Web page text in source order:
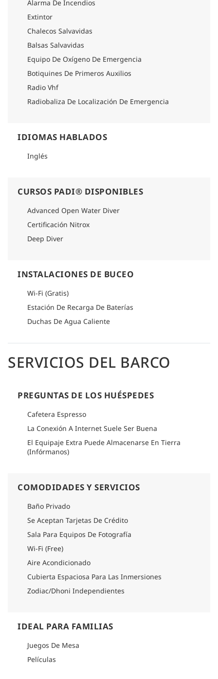
Alarma De Incendios
Extintor
Chalecos Salvavidas
Balsas Salvavidas
Equipo De Oxígeno De Emergencia
Botiquines De Primeros Auxilios
Radio Vhf
Radiobaliza De Localización De Emergencia
IDIOMAS HABLADOS
Inglés
CURSOS PADI® DISPONIBLES
Advanced Open Water Diver
Certificación Nitrox
Deep Diver
INSTALACIONES DE BUCEO
Wi-Fi (Gratis)
Estación De Recarga De Baterías
Duchas De Agua Caliente
SERVICIOS DEL BARCO
PREGUNTAS DE LOS HUÉSPEDES
Cafetera Espresso
La Conexión A Internet Suele Ser Buena
El Equipaje Extra Puede Almacenarse En Tierra
(Infórmanos)
COMODIDADES Y SERVICIOS
Baño Privado
Se Aceptan Tarjetas De Crédito
Sala Para Equipos De Fotografía
Wi-Fi (Free)
Aire Acondicionado
Cubierta Espaciosa Para Las Inmersiones
Zodiac/Dhoni Independientes
IDEAL PARA FAMILIAS
Juegos De Mesa
Películas